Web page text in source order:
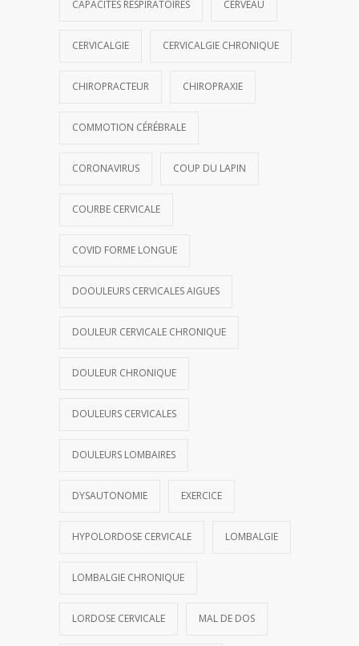
CAPACITÉS RESPIRATOIRES CERVEAU
CERVICALGIE CERVICALGIE CHRONIQUE
CHIROPRACTEUR CHIROPRAXIE
COMMOTION CÉRÉBRALE
CORONAVIRUS COUP DU LAPIN
COURBE CERVICALE
COVID FORME LONGUE
DOOULEURS CERVICALES AIGUES
DOULEUR CERVICALE CHRONIQUE
DOULEUR CHRONIQUE
DOULEURS CERVICALES
DOULEURS LOMBAIRES
DYSAUTONOMIE EXERCICE
HYPOLORDOSE CERVICALE LOMBALGIE
LOMBALGIE CHRONIQUE
LORDOSE CERVICALE MAL DE DOS